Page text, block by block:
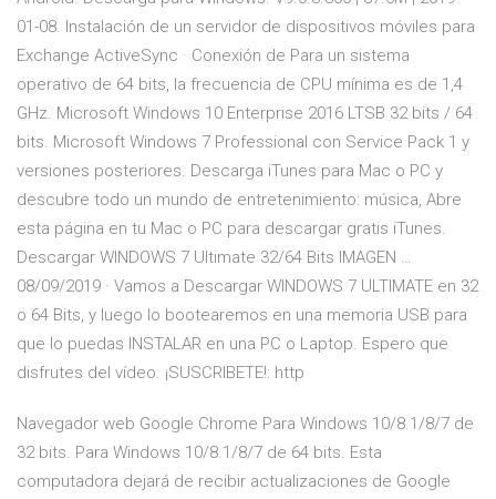
01-08. Instalación de un servidor de dispositivos móviles para
Exchange ActiveSync · Conexión de Para un sistema
operativo de 64 bits, la frecuencia de CPU mínima es de 1,4
GHz. Microsoft Windows 10 Enterprise 2016 LTSB 32 bits / 64
bits. Microsoft Windows 7 Professional con Service Pack 1 y
versiones posteriores. Descarga iTunes para Mac o PC y
descubre todo un mundo de entretenimiento: música, Abre
esta página en tu Mac o PC para descargar gratis iTunes.
Descargar WINDOWS 7 Ultimate 32/64 Bits IMAGEN …
08/09/2019 · Vamos a Descargar WINDOWS 7 ULTIMATE en 32
o 64 Bits, y luego lo bootearemos en una memoria USB para
que lo puedas INSTALAR en una PC o Laptop. Espero que
disfrutes del vídeo. ¡SUSCRIBETE!: http
Navegador web Google Chrome Para Windows 10/8.1/8/7 de
32 bits. Para Windows 10/8.1/8/7 de 64 bits. Esta
computadora dejará de recibir actualizaciones de Google